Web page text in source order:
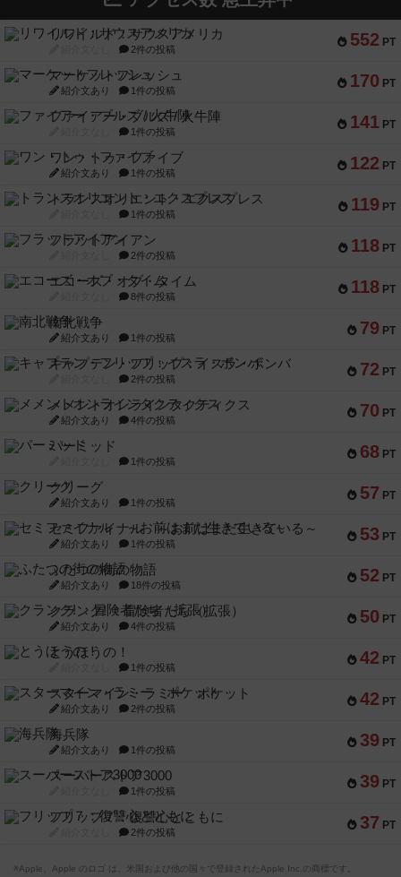
552 PT
リワイルド：サウスアメリカ
2件の投稿
170 PT
マーケットフレッシュ
紹介文あり 1件の投稿
141 PT
ファイアー・ブルズ / 火牛陣
1件の投稿
122 PT
ワン・トゥ・ファイブ
紹介文あり 1件の投稿
119 PT
トランスオリエント・エクスプレス
1件の投稿
118 PT
フラットアイアン
2件の投稿
118 PT
エコーズ・オブ・タイム
8件の投稿
79 PT
南北戦争
紹介文あり 1件の投稿
72 PT
キャプテン・フリップ：イスラ・ボンバ
2件の投稿
70 PT
メメントオンラインタクティクス
紹介文あり 4件の投稿
68 PT
パーミッド
1件の投稿
57 PT
クリーグ
紹介文あり 1件の投稿
53 PT
セミファイナル ～お前はまだ生きている～
紹介文あり 1件の投稿
52 PT
ふたつの街の物語
紹介文あり 18件の投稿
50 PT
クランク! ：冒険者たち（拡張）
紹介文あり 4件の投稿
42 PT
とうほうの！
1件の投稿
42 PT
スターマイン・ラミー ポケット
紹介文あり 2件の投稿
39 PT
海兵隊
紹介文あり 1件の投稿
39 PT
スーパーストア3000
1件の投稿
37 PT
フリップ７：復讐心とともに
2件の投稿
※Apple、Apple のロゴ は、米国および他の国々で登録されたApple Inc.の商標です。